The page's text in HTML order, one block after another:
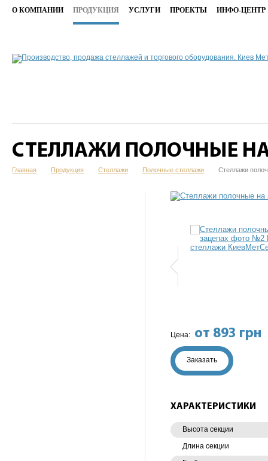
О КОМПАНИИ ПРОДУКЦИЯ УСЛУГИ ПРОЕКТЫ ИНФО-ЦЕНТР
СТЕЛЛАЖИ ПОЛОЧНЫЕ
Главная Продукция Стеллажи Полочные стеллажи Стеллажи
Цена: от 893 грн
Заказать
ХАРАКТЕРИСТИКИ
Высота секции
Длина секции